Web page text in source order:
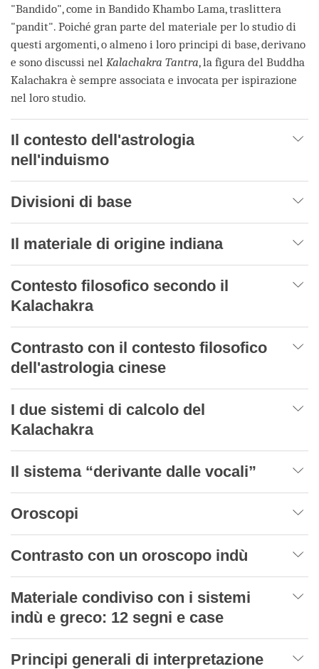
"Bandido", come in Bandido Khambo Lama, traslittera
"pandit". Poiché gran parte del materiale per lo studio di
questi argomenti, o almeno i loro principi di base, derivano
e sono discussi nel Kalachakra Tantra, la figura del Buddha
Kalachakra è sempre associata e invocata per ispirazione
nel loro studio.
Il contesto dell'astrologia
nell'induismo
Divisioni di base
Il materiale di origine indiana
Contesto filosofico secondo il
Kalachakra
Contrasto con il contesto filosofico
dell'astrologia cinese
I due sistemi di calcolo del
Kalachakra
Il sistema “derivante dalle vocali”
Oroscopi
Contrasto con un oroscopo indù
Materiale condiviso con i sistemi
indù e greco: 12 segni e case
Principi generali di interpretazione